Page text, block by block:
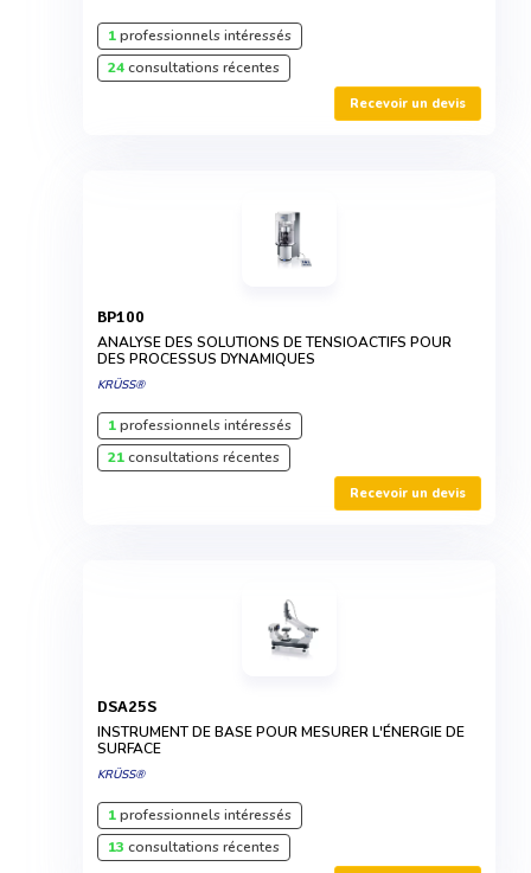
1professionnels intéressés
24consultations récentes
Recevoir un devis
BP100
ANALYSE DES SOLUTIONS DE TENSIOACTIFS POUR
DES PROCESSUS DYNAMIQUES
KRÜSS®
1professionnels intéressés
21consultations récentes
Recevoir un devis
DSA25S
INSTRUMENT DE BASE POUR MESURER L'ÉNERGIE DE
SURFACE
KRÜSS®
1professionnels intéressés
13 consultations récentes